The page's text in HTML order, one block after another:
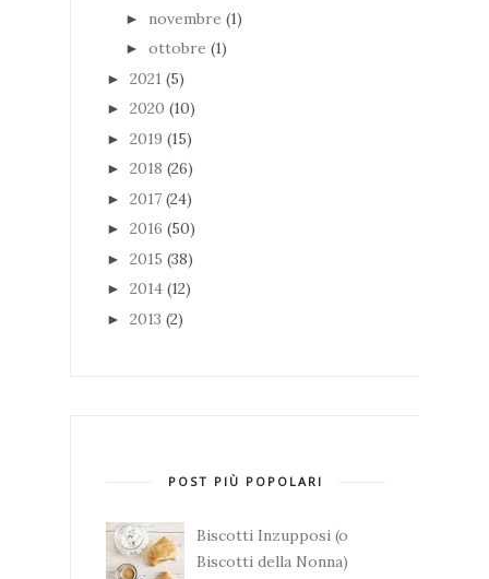
► novembre (1)
► ottobre (1)
► 2021 (5)
► 2020 (10)
► 2019 (15)
► 2018 (26)
► 2017 (24)
► 2016 (50)
► 2015 (38)
► 2014 (12)
► 2013 (2)
POST PIÙ POPOLARI
Biscotti Inzupposi (o
Biscotti della Nonna)